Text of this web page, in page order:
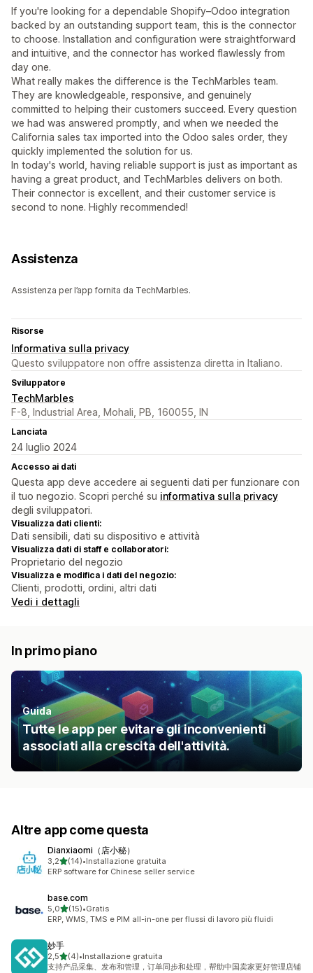
If you're looking for a dependable Shopify–Odoo integration
backed by an outstanding support team, this is the connector
to choose. Installation and configuration were straightforward
and intuitive, and the connector has worked flawlessly from
day one.
What really makes the difference is the TechMarbles team.
They are knowledgeable, responsive, and genuinely
committed to helping their customers succeed. Every question
we had was answered promptly, and when we needed the
California sales tax imported into the Odoo sales order, they
quickly implemented the solution for us.
In today's world, having reliable support is just as important as
having a great product, and TechMarbles delivers on both.
Their connector is excellent, and their customer service is
second to none. Highly recommended!
Assistenza
Assistenza per l’app fornita da TechMarbles.
Risorse
Informativa sulla privacy
Questo sviluppatore non offre assistenza diretta in Italiano.
Sviluppatore
TechMarbles
F-8, Industrial Area, Mohali, PB, 160055, IN
Lanciata
24 luglio 2024
Accesso ai dati
Questa app deve accedere ai seguenti dati per funzionare con
il tuo negozio. Scopri perché su informativa sulla privacy
degli sviluppatori.
Visualizza dati clienti:
Dati sensibili, dati su dispositivo e attività
Visualizza dati di staff e collaboratori:
Proprietario del negozio
Visualizza e modifica i dati del negozio:
Clienti, prodotti, ordini, altri dati
Vedi i dettagli
In primo piano
Guida
Tutte le app per evitare gli inconvenienti
associati alla crescita dell'attività.
Altre app come questa
Dianxiaomi（店小秘）
3,2stelle su 5
(14)
14 recensioni totali
•Installazione gratuita
ERP software for Chinese seller service
base.com
5,0stelle su 5
(15)
15 recensioni totali
•Gratis
ERP, WMS, TMS e PIM all-in-one per flussi di lavoro più fluidi
妙手
2,5stelle su 5
(4)
4 recensioni totali
•Installazione gratuita
支持产品采集、发布和管理，订单同步和处理，帮助中国卖家更好管理店铺